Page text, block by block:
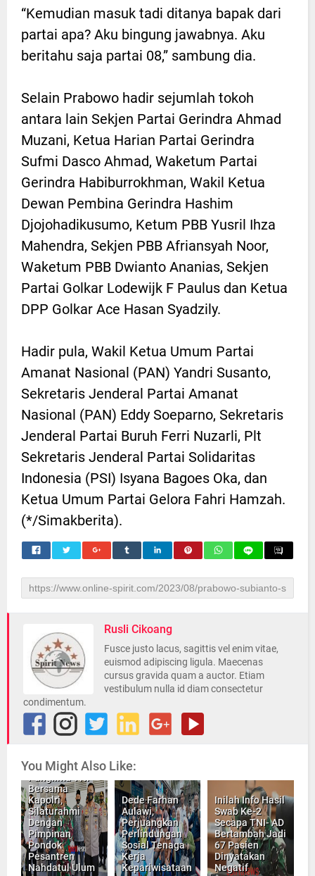
“Kemudian masuk tadi ditanya bapak dari
partai apa? Aku bingung jawabnya. Aku
beritahu saja partai 08,” sambung dia.
Selain Prabowo hadir sejumlah tokoh
antara lain Sekjen Partai Gerindra Ahmad
Muzani, Ketua Harian Partai Gerindra
Sufmi Dasco Ahmad, Waketum Partai
Gerindra Habiburrokhman, Wakil Ketua
Dewan Pembina Gerindra Hashim
Djojohadikusumo, Ketum PBB Yusril Ihza
Mahendra, Sekjen PBB Afriansyah Noor,
Waketum PBB Dwianto Ananias, Sekjen
Partai Golkar Lodewijk F Paulus dan Ketua
DPP Golkar Ace Hasan Syadzily.
Hadir pula, Wakil Ketua Umum Partai
Amanat Nasional (PAN) Yandri Susanto,
Sekretaris Jenderal Partai Amanat
Nasional (PAN) Eddy Soeparno, Sekretaris
Jenderal Partai Buruh Ferri Nuzarli, Plt
Sekretaris Jenderal Partai Solidaritas
Indonesia (PSI) Isyana Bagoes Oka, dan
Ketua Umum Partai Gelora Fahri Hamzah.
(*/Simakberita).
Rusli Cikoang
Fusce justo lacus, sagittis vel enim vitae,
euismod adipiscing ligula. Maecenas
cursus gravida quam a auctor. Etiam
vestibulum nulla id diam consectetur
condimentum.
You Might Also Like:
Panglima TNI
Bersama
Kapolri,
Silaturahmi
Dengan
Pimpinan
Pondok
Pesantren
Nahdatul Ulum
Dede Farhan
Aulawi,
Perjuangkan
Perlindungan
Sosial Tenaga
Kerja
Kepariwisataan
Inilah Info Hasil
Swab Ke-2
Secapa TNI- AD
Bertambah Jadi
67 Pasien
Dinyatakan
Negatif